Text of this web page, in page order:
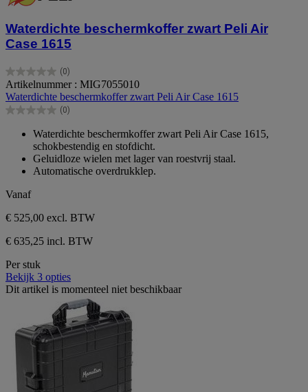
Waterdichte beschermkoffer zwart Peli Air
Case 1615
(0)
0.0
van
de
5
Artikelnummer : MIG7055010
Waterdichte beschermkoffer zwart Peli Air Case 1615
(0)
0.0
sterren.
Waterdichte beschermkoffer zwart Peli Air Case 1615,
schokbestendig en stofdicht.
Geluidloze wielen met lager van roestvrij staal.
Automatische overdrukklep.
Vanaf
€ 525,00 excl. BTW
€ 635,25 incl. BTW
Per stuk
Bekijk 3 opties
Dit artikel is momenteel niet beschikbaar